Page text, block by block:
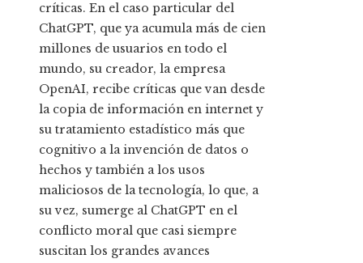
críticas. En el caso particular del
ChatGPT, que ya acumula más de cien
millones de usuarios en todo el
mundo, su creador, la empresa
OpenAI, recibe críticas que van desde
la copia de información en internet y
su tratamiento estadístico más que
cognitivo a la invención de datos o
hechos y también a los usos
maliciosos de la tecnología, lo que, a
su vez, sumerge al ChatGPT en el
conflicto moral que casi siempre
suscitan los grandes avances